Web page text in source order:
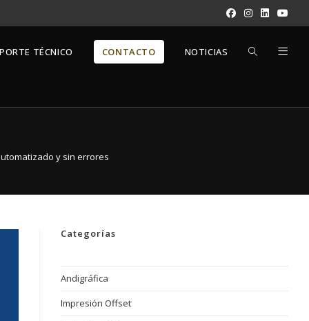
TÉCNICO CONTACTO NOTICIAS
y sin errores
Categorías
Andigráfica
Impresión Offset